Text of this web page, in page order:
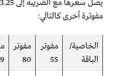
مفوترة أخرى كالتالي:
الخاصية/
الباقة
مفوتر
55
مفوتر
80